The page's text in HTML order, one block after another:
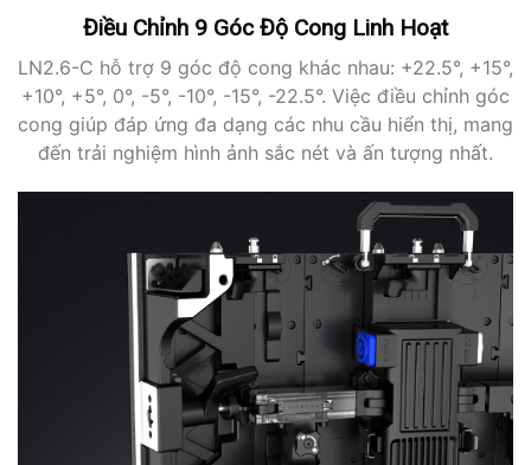
Điều Chỉnh 9 Góc Độ Cong Linh Hoạt
LN2.6-C hỗ trợ 9 góc độ cong khác nhau: +22.5°, +15°,
+10°, +5°, 0°, -5°, -10°, -15°, -22.5°. Việc điều chỉnh góc
cong giúp đáp ứng đa dạng các nhu cầu hiển thị, mang
đến trải nghiệm hình ảnh sắc nét và ấn tượng nhất.